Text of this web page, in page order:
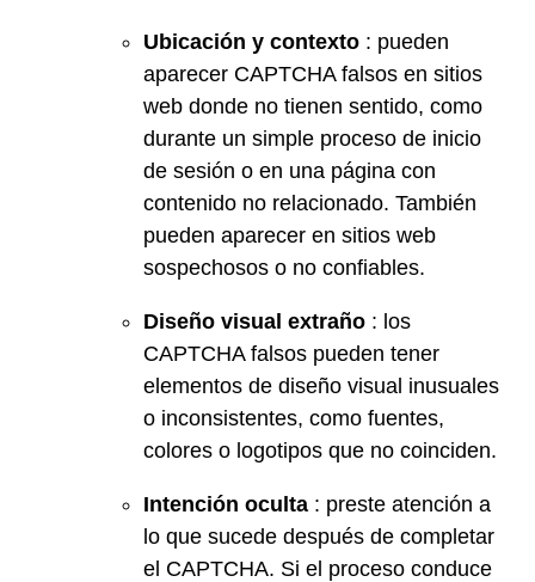
Ubicación y contexto : pueden
aparecer CAPTCHA falsos en sitios
web donde no tienen sentido, como
durante un simple proceso de inicio
de sesión o en una página con
contenido no relacionado. También
pueden aparecer en sitios web
sospechosos o no confiables.
Diseño visual extraño : los
CAPTCHA falsos pueden tener
elementos de diseño visual inusuales
o inconsistentes, como fuentes,
colores o logotipos que no coinciden.
Intención oculta : preste atención a
lo que sucede después de completar
el CAPTCHA. Si el proceso conduce